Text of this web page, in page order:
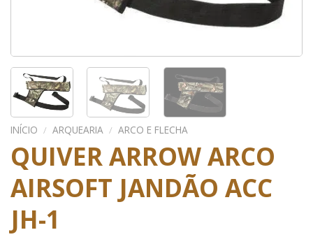
INÍCIO / ARQUEARIA / ARCO E FLECHA
QUIVER ARROW ARCO
AIRSOFT JANDÃO ACC
JH-1